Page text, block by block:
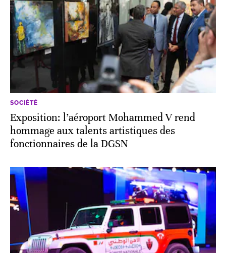
SOCIÉTÉ
Exposition: l’aéroport Mohammed V rend
hommage aux talents artistiques des
fonctionnaires de la DGSN